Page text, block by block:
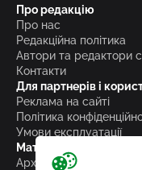
Про редакцію
Про нас
Редакційна політика
Автори та редактори
Контакти
Для партнерів і
Реклама на сайті
Політика
Умови експлуатації
Матеріали
Архів